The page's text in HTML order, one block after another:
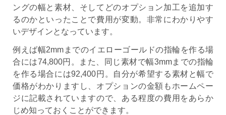
ングの幅と素材、そしてどのオプション加工を追加す
るのかといったことで費用が変動。非常にわかりやす
いデザインとなっています。
例えば幅2mmまでのイエローゴールドの指輪を作る場
合には74,800円。また、同じ素材で幅3mmまでの指輪
を作る場合には92,400円。自分が希望する素材と幅で
価格がわかりますし、オプションの金額もホームペー
ジに記載されていますので、ある程度の費用をあらか
じめ知っておくことができます。